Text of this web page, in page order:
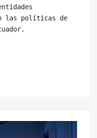
las políticas de